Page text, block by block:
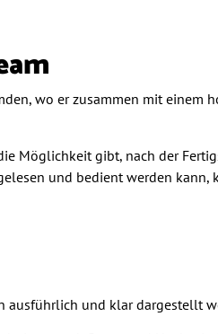
wo er zusammen mit einem
Möglichkeit gibt, nach der
und bedient werden kann,
ausführlich und klar dargestellt